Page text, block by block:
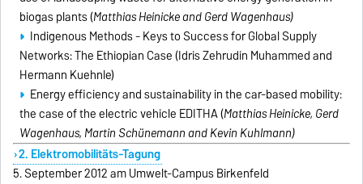
biogas plants (Matthias Heinicke and Gerd Wagenhaus)
Indigenous Methods - Keys to Success for Global Supply
Networks: The Ethiopian Case (Idris Zehrudin Muhammed and
Hermann Kuehnle)
Energy efficiency and sustainability in the car-based mobility:
the case of the electric vehicle EDITHA (Matthias Heinicke, Gerd
Wagenhaus, Martin Schünemann and Kevin Kuhlmann)
2. Elektromobilitäts-Tagung
5. September 2012 am Umwelt-Campus Birkenfeld